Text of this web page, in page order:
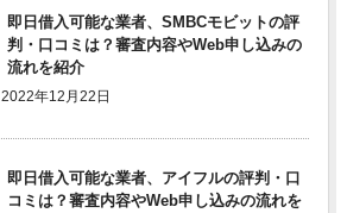
即日借入可能な業者、SMBCモビットの評
判・口コミは？審査内容やWeb申し込みの
流れを紹介
2022年12月22日
即日借入可能な業者、アイフルの評判・口
コミは？審査内容やWeb申し込みの流れを